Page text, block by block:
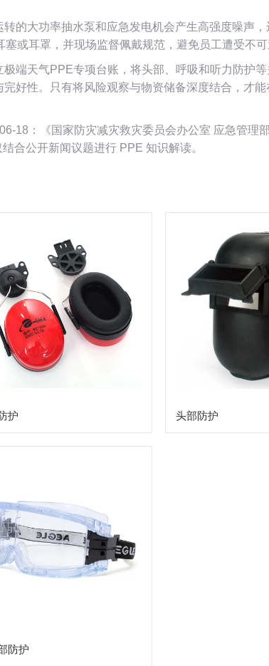
的大功率抽水泵和应急发电机会产生高强度噪声
或耳罩，并现场监督佩戴规范，避免员工遭受不可
端天气PPE专项台账，将头部、呼吸和听力防护
好性。只有将风险观察与物资储备深度结合，才能
18：《国家防灾减灾救灾委员会办公室 应急管理
合公开新闻议题进行 PPE 知识解读。
护 头部防护
防护